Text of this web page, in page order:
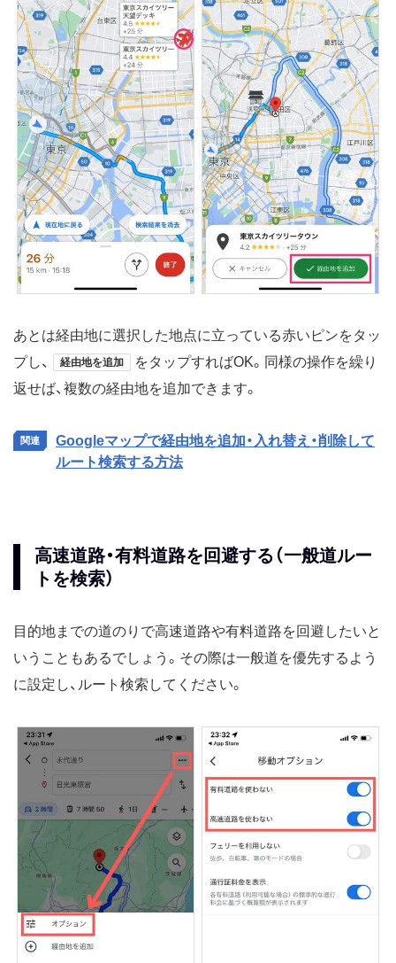
あとは経由地に選択した地点に立っている赤いピンをタッ
プし、
経由地を追加
をタップすればOK。同様の操作を繰り
返せば、複数の経由地を追加できます。
Googleマップで経由地を追加・入れ替え・削除して
ルート検索する方法
高速道路・有料道路を回避する（一般道ルー
トを検索）
目的地までの道のりで高速道路や有料道路を回避したいと
いうこともあるでしょう。その際は一般道を優先するよう
に設定し、ルート検索してください。